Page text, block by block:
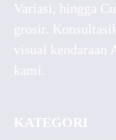
Variasi, hingga
grosir.
visual kendaraan
kami.
KATEGORI